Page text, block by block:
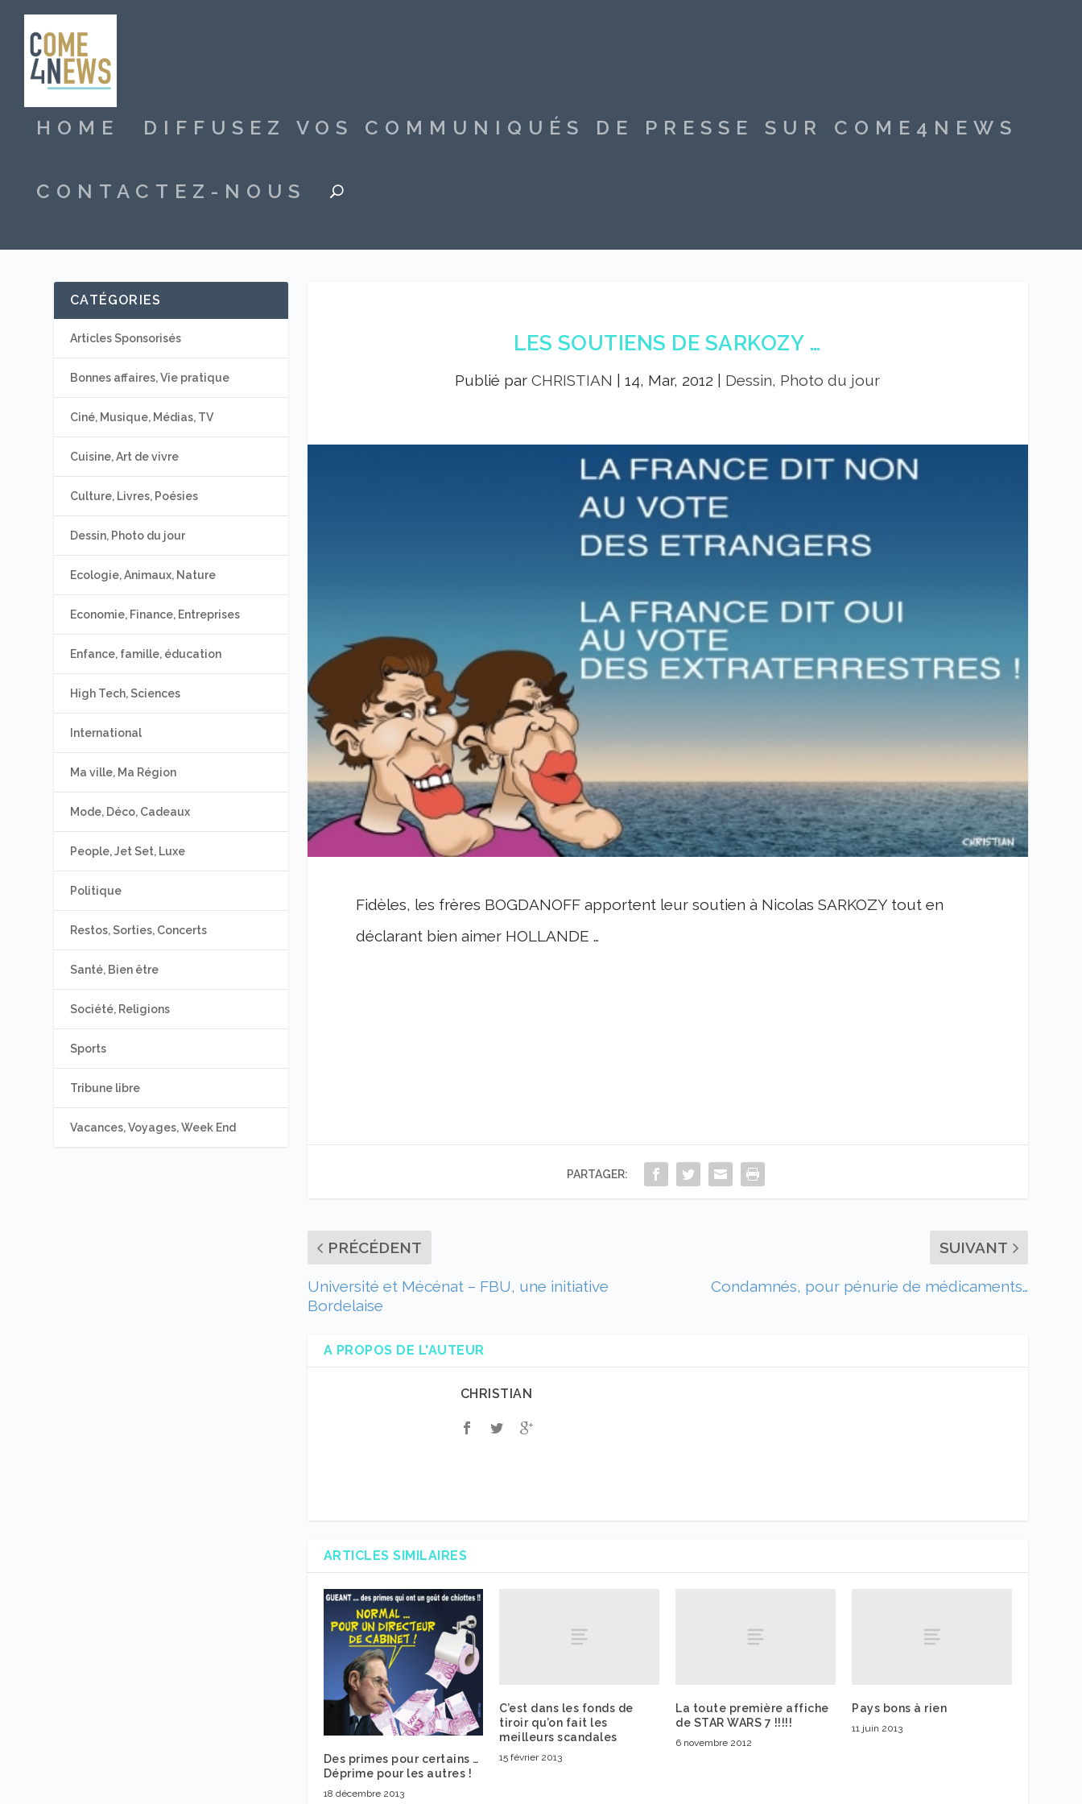
HOME DIFFUSEZ VOS COMMUNIQUÉS DE PRESSE SUR COME4NEWS
CONTACTEZ-NOUS
LES SOUTIENS DE SARKOZY …
Publié parCHRISTIAN |14, Mar, 2012 Dessin, Photo du jour
Fidèles, les frères BOGDANOFF apportent leur soutien à Nicolas SARKOZY tout en
déclarant bien aimer HOLLANDE …
PARTAGER:
PRÉCÉDENT
Université et Mécénat – FBU, une initiative
Bordelaise
SUIVANT
Condamnés, pour pénurie de médicaments…
A PROPOS DE L'AUTEUR
CHRISTIAN
ARTICLES SIMILAIRES
Des primes pour certains …
Déprime pour les autres !
18 décembre 2013
C’est dans les fonds de
tiroir qu’on fait les
meilleurs scandales
15 février 2013
La toute première affiche
de STAR WARS 7 !!!!!
6 novembre 2012
Pays bons à rien
11 juin 2013
CATÉGORIES
Articles Sponsorisés
Bonnes affaires, Vie pratique
Ciné, Musique, Médias, TV
Cuisine, Art de vivre
Culture, Livres, Poésies
Dessin, Photo du jour
Ecologie, Animaux, Nature
Economie, Finance, Entreprises
Enfance, famille, éducation
High Tech, Sciences
International
Ma ville, Ma Région
Mode, Déco, Cadeaux
People, Jet Set, Luxe
Politique
Restos, Sorties, Concerts
Santé, Bien être
Société, Religions
Sports
Tribune libre
Vacances, Voyages, Week End